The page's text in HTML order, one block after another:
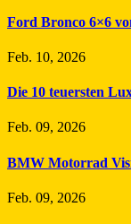
Ford Bronco 6×6
Feb. 10, 2026
Die 10 teuersten
Feb. 09, 2026
BMW Motorrad
Feb. 09, 2026